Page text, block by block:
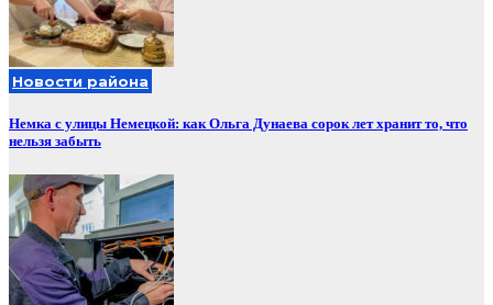
Новости района
Немка с улицы Немецкой: как Ольга Дунаева сорок лет хранит то, что
нельзя забыть